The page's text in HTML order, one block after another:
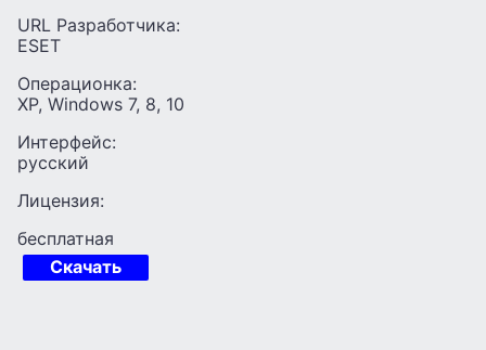
URL Разработчика:
ESET
Операционка:
XP, Windows 7, 8, 10
Интерфейс:
русский
Лицензия:
бесплатная
Скачать